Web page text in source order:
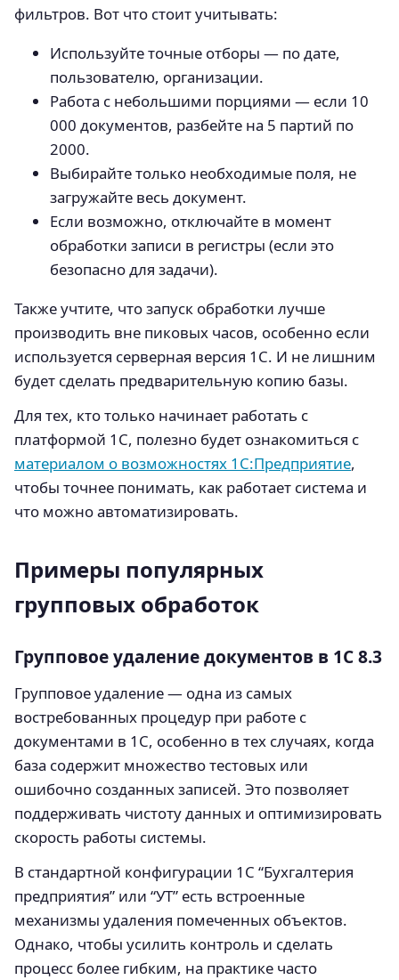
фильтров. Вот что стоит учитывать:
Используйте точные отборы — по дате,
пользователю, организации.
Работа с небольшими порциями — если 10
000 документов, разбейте на 5 партий по
2000.
Выбирайте только необходимые поля, не
загружайте весь документ.
Если возможно, отключайте в момент
обработки записи в регистры (если это
безопасно для задачи).
Также учтите, что запуск обработки лучше
производить вне пиковых часов, особенно если
используется серверная версия 1С. И не лишним
будет сделать предварительную копию базы.
Для тех, кто только начинает работать с
платформой 1С, полезно будет ознакомиться с
материалом о возможностях 1С:Предприятие,
чтобы точнее понимать, как работает система и
что можно автоматизировать.
Примеры популярных
групповых обработок
Групповое удаление документов в 1С 8.3
Групповое удаление — одна из самых
востребованных процедур при работе с
документами в 1С, особенно в тех случаях, когда
база содержит множество тестовых или
ошибочно созданных записей. Это позволяет
поддерживать чистоту данных и оптимизировать
скорость работы системы.
В стандартной конфигурации 1С “Бухгалтерия
предприятия” или “УТ” есть встроенные
механизмы удаления помеченных объектов.
Однако, чтобы усилить контроль и сделать
процесс более гибким, на практике часто